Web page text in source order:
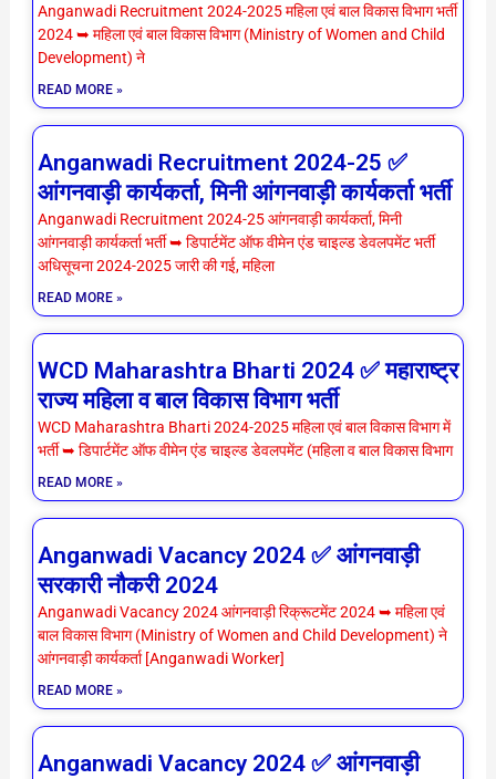
Anganwadi Recruitment 2024-2025 महिला एवं बाल विकास विभाग भर्ती
2024 ➥ महिला एवं बाल विकास विभाग (Ministry of Women and Child
Development) ने
READ MORE »
Anganwadi Recruitment 2024-25 ✅
आंगनवाड़ी कार्यकर्ता, मिनी आंगनवाड़ी कार्यकर्ता भर्ती
Anganwadi Recruitment 2024-25 आंगनवाड़ी कार्यकर्ता, मिनी
आंगनवाड़ी कार्यकर्ता भर्ती ➥ डिपार्टमेंट ऑफ वीमेन एंड चाइल्ड डेवलपमेंट भर्ती
अधिसूचना 2024-2025 जारी की गई, महिला
READ MORE »
WCD Maharashtra Bharti 2024 ✅ महाराष्ट्र
राज्य महिला व बाल विकास विभाग भर्ती
WCD Maharashtra Bharti 2024-2025 महिला एवं बाल विकास विभाग में
भर्ती ➥ डिपार्टमेंट ऑफ वीमेन एंड चाइल्ड डेवलपमेंट (महिला व बाल विकास विभाग
READ MORE »
Anganwadi Vacancy 2024 ✅ आंगनवाड़ी
सरकारी नौकरी 2024
Anganwadi Vacancy 2024 आंगनवाड़ी रिक्रूटमेंट 2024 ➥ महिला एवं
बाल विकास विभाग (Ministry of Women and Child Development) ने
आंगनवाड़ी कार्यकर्ता [Anganwadi Worker]
READ MORE »
Anganwadi Vacancy 2024 ✅ आंगनवाड़ी